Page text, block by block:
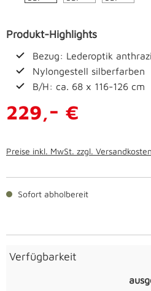
Produkt-Highlights
Bezug: Lederoptik
Nylongestell silberfarben
B/H: ca. 68 x 116-126 cm
229,- €
Preise inkl. MwSt. zzgl. Versandkosten
Sofort abholbereit
Verfügbarkeit